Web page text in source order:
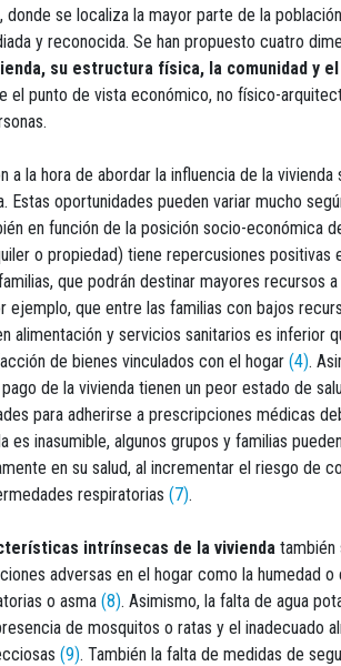
donde se localiza la mayor parte de la
y reconocida. Se han propuesto cuatro
su estructura física, la comunidad y
el punto de vista económico, no físico-
a la hora de abordar la influencia de la
Estas oportunidades pueden variar mucho
en función de la posición socio-económica
o propiedad) tiene repercusiones positivas
que podrán destinar mayores recursos
ejemplo, que entre las familias con bajos
alimentación y servicios sanitarios es inferior
de bienes vinculados con el hogar (4).
de la vivienda tienen un peor estado de
para adherirse a prescripciones médicas
es inasumible, algunos grupos y familias
en su salud, al incrementar el riesgo de
respiratorias (7).
intrínsecas de la vivienda también
adversas en el hogar como la humedad
o asma (8). Asimismo, la falta de agua
de mosquitos o ratas y el inadecuado
(9). También la falta de medidas de